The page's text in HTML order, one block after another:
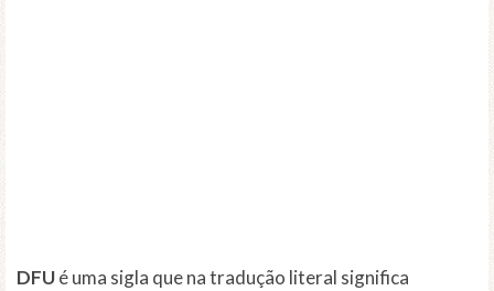
DFUé uma sigla que na tradução literal significa